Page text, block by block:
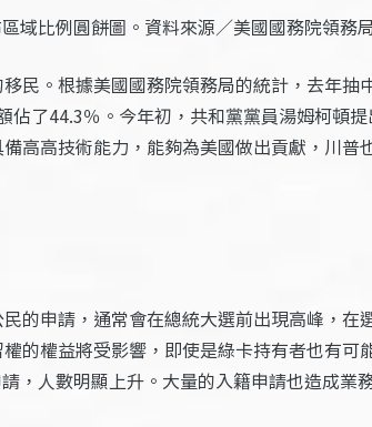
域比例圓餅圖。資料來源／美國國務院領務
民。根據美國國務院領務局的統計，去年
了44.3％。今年初，共和黨黨員湯姆柯頓
高高技術能力，能夠為美國做出貢獻，川
的申請，通常會在總統大選前出現高峰，
的權益將受影響，即使是綠卡持有者也有
，人數明顯上升。大量的入籍申請也造成